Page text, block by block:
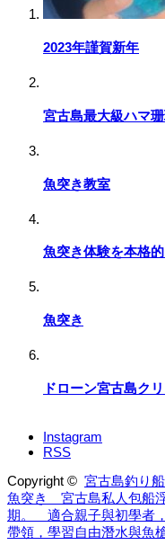
2023年謹賀新年
宮古島最大級ハマ珊
魚突き教室
魚突き体験を本格
魚突き
ドローン宮古島ク
Instagram
RSS
Copyright © 宮古島釣り
魚突き 宮古島私人包船
期。 適合親子與初學者
帶領，學習自由潛水與魚